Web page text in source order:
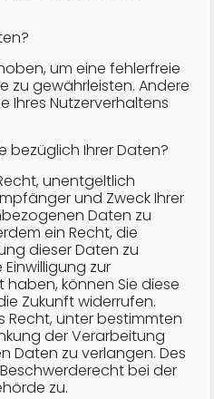
um eine fehlerfreie
zu gewährleisten. Andere
Ihres Nutzerverhaltens
bezüglich Ihrer Daten?
unentgeltlich
und Zweck Ihrer
Daten zu
ein Recht, die
dieser Daten zu
zur
können Sie diese
Zukunft widerrufen.
Recht, unter bestimmten
der Verarbeitung
Daten zu verlangen. Des
bei der
zu.